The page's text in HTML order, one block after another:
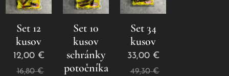
Set 12
kusov
12,00€
16,80€
Set 10
kusov
schránky
potočníka
Set 34
kusov
33,00€
49,30€